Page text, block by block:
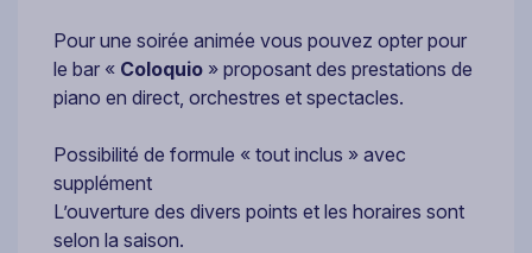
Pour une soirée animée vous pouvez opter pour
le bar « Coloquio » proposant des prestations de
piano en direct, orchestres et spectacles.
Possibilité de formule « tout inclus » avec
supplément
L’ouverture des divers points et les horaires sont
selon la saison.